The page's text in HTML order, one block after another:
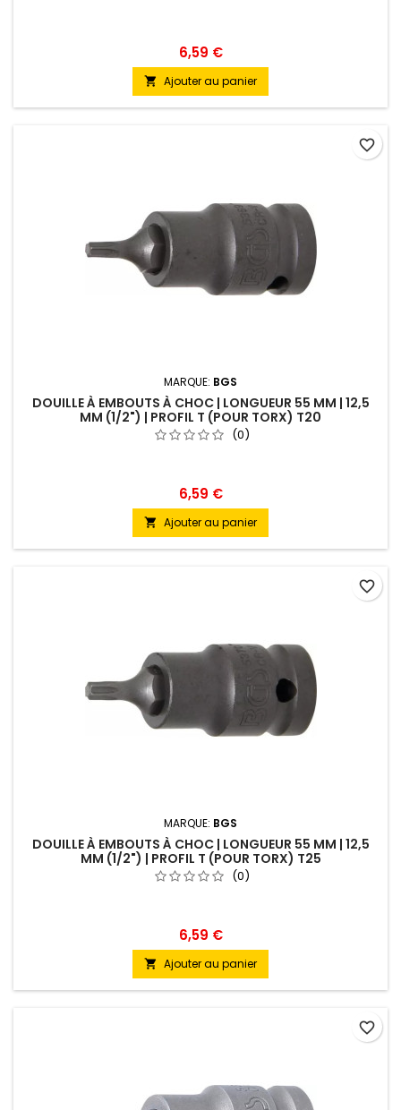
6,59 €
 Ajouter au panier
MARQUE: BGS
DOUILLE À EMBOUTS À CHOC | LONGUEUR 55 MM | 12,5
MM (1/2") | PROFIL T (POUR TORX) T20
(0)
6,59 €
 Ajouter au panier
favorite_border
MARQUE: BGS
DOUILLE À EMBOUTS À CHOC | LONGUEUR 55 MM | 12,5
MM (1/2") | PROFIL T (POUR TORX) T25
(0)
6,59 €
 Ajouter au panier
favorite_border
favorite_border